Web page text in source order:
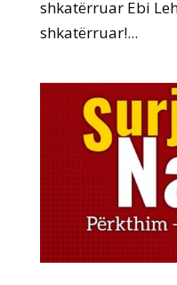
shkatërruar Ebi
shkatërruar!...